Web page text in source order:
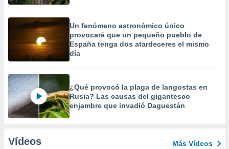
Un fenómeno astronómico único
provocará que un pequeño pueblo de
España tenga dos atardeceres el mismo
día
¿Qué provocó la plaga de langostas en
Rusia? Las causas del gigantesco
enjambre que invadió Daguestán
Vídeos Más Vídeos